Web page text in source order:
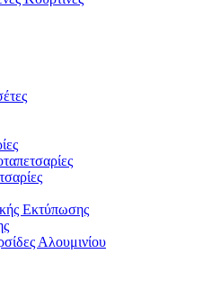
Εκτύπωσης
Αλουμινίου